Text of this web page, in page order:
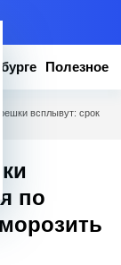
Полезное
всплывут: срок
по